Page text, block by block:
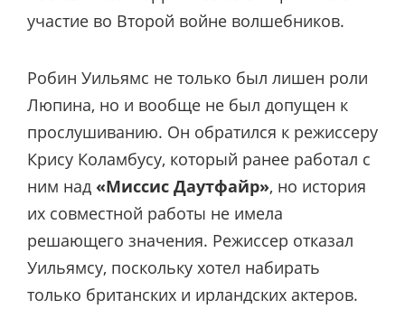
участие во Второй войне волшебников.
Робин Уильямс не только был лишен роли
Люпина, но и вообще не был допущен к
прослушиванию. Он обратился к режиссеру
Крису Коламбусу, который ранее работал с
ним над «Миссис Даутфайр», но история
их совместной работы не имела
решающего значения. Режиссер отказал
Уильямсу, поскольку хотел набирать
только британских и ирландских актеров.